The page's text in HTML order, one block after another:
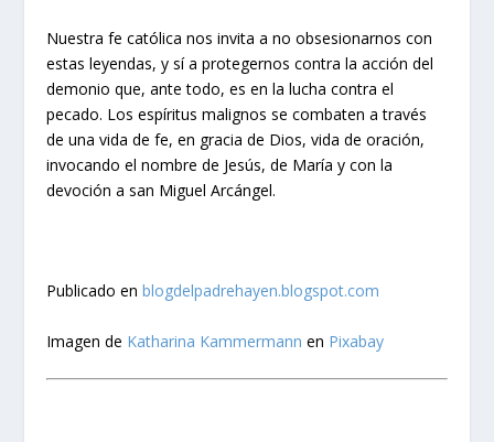
Nuestra fe católica nos invita a no obsesionarnos con
estas leyendas, y sí a protegernos contra la acción del
demonio que, ante todo, es en la lucha contra el
pecado. Los espíritus malignos se combaten a través
de una vida de fe, en gracia de Dios, vida de oración,
invocando el nombre de Jesús, de María y con la
devoción a san Miguel Arcángel.
Publicado enblogdelpadrehayen.blogspot.com
Imagen de Katharina Kammermann en Pixabay